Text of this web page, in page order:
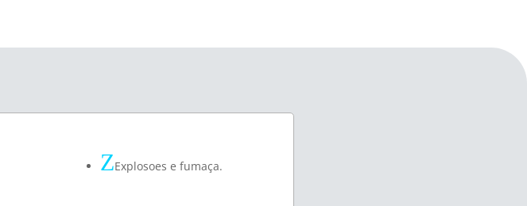
ZExplosoes e fumaça.